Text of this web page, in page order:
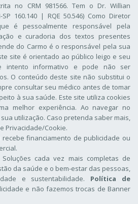
no CRM 981566. Tem o Dr. Willian
160.140 | RQE 50.546) Como Diretor
é pessoalmente responsável pela
e curadoria dos textos presentes
do Carmo é o responsável pela sua
site é orientado ao público leigo e seu
intento informativo e pode não ser
O conteúdo deste site não substitui o
consultar seu médico antes de tomar
à sua saúde. Este site utiliza cookies
melhor experiência. Ao navegar no
utilização. Caso pretenda saber mais,
Privacidade/Cookie.
financiamento de publicidade ou
Soluções cada vez mais completas de
da saúde e o bem-estar das pessoas,
e sustentabilidade. Política de
e não fazemos trocas de Banner